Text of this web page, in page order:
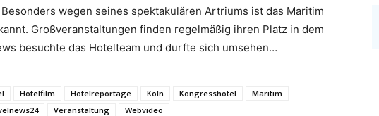
wegen seines spektakulären Artriums ist das Maritim
Großveranstaltungen finden regelmäßig ihren Platz in dem
besuchte das Hotelteam und durfte sich umsehen…
Hotelfilm Hotelreportage Köln Kongresshotel
Maritim
Veranstaltung Webvideo